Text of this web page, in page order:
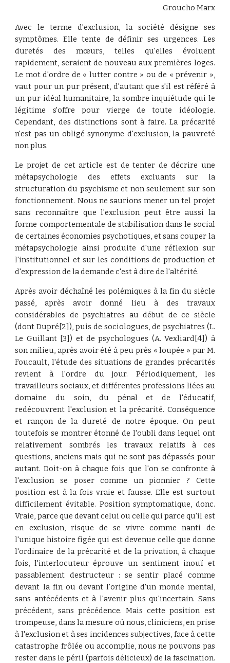
Groucho Marx
Avec le terme d'exclusion, la société désigne ses
symptômes. Elle tente de définir ses urgences. Les
duretés des mœurs, telles qu'elles évoluent
rapidement, seraient de nouveau aux premières loges.
Le mot d'ordre de « lutter contre » ou de « prévenir »,
vaut pour un pur présent, d'autant que s'il est référé à
un pur idéal humanitaire, la sombre inquiétude qui le
légitime s'offre pour vierge de toute idéologie.
Cependant, des distinctions sont à faire. La précarité
n'est pas un obligé synonyme d'exclusion, la pauvreté
non plus.
Le projet de cet article est de tenter de décrire une
métapsychologie des effets excluants sur la
structuration du psychisme et non seulement sur son
fonctionnement. Nous ne saurions mener un tel projet
sans reconnaître que l'exclusion peut être aussi la
forme comportementale de stabilisation dans le social
de certaines économies psychotiques, et sans couper la
métapsychologie ainsi produite d'une réflexion sur
l'institutionnel et sur les conditions de production et
d'expression de la demande c'est à dire de l'altérité.
Après avoir déchaîné les polémiques à la fin du siècle
passé, après avoir donné lieu à des travaux
considérables de psychiatres au début de ce siècle
(dont Dupré[2]), puis de sociologues, de psychiatres (L.
Le Guillant [3]) et de psychologues (A. Vexliard[4]) à
son milieu, après avoir été à peu près « loupée » par M.
Foucault, l'étude des situations de grandes précarités
revient à l'ordre du jour. Périodiquement, les
travailleurs sociaux, et différentes professions liées au
domaine du soin, du pénal et de l'éducatif,
redécouvrent l'exclusion et la précarité. Conséquence
et rançon de la dureté de notre époque. On peut
toutefois se montrer étonné de l'oubli dans lequel ont
relativement sombrés les travaux relatifs à ces
questions, anciens mais qui ne sont pas dépassés pour
autant. Doit-on à chaque fois que l'on se confronte à
l'exclusion se poser comme un pionnier ? Cette
position est à la fois vraie et fausse. Elle est surtout
difficilement évitable. Position symptomatique, donc.
Vraie, parce que devant celui ou celle qui parce qu'il est
en exclusion, risque de se vivre comme nanti de
l'unique histoire figée qui est devenue celle que donne
l'ordinaire de la précarité et de la privation, à chaque
fois, l'interlocuteur éprouve un sentiment inouï et
passablement destructeur : se sentir placé comme
devant la fin ou devant l'origine d'un monde mental,
sans antécédents et à l'avenir plus qu'incertain. Sans
précédent, sans précédence. Mais cette position est
trompeuse, dans la mesure où nous, cliniciens, en prise
à l'exclusion et à ses incidences subjectives, face à cette
catastrophe frôlée ou accomplie, nous ne pouvons pas
rester dans le péril (parfois délicieux) de la fascination.